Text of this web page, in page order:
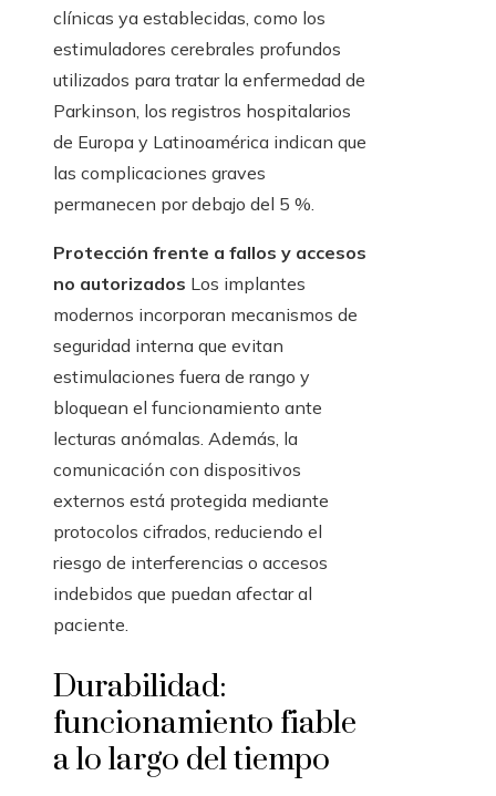
clínicas ya establecidas, como los
estimuladores cerebrales profundos
utilizados para tratar la enfermedad de
Parkinson, los registros hospitalarios
de Europa y Latinoamérica indican que
las complicaciones graves
permanecen por debajo del 5 %.
Protección frente a fallos y accesos
no autorizados Los implantes
modernos incorporan mecanismos de
seguridad interna que evitan
estimulaciones fuera de rango y
bloquean el funcionamiento ante
lecturas anómalas. Además, la
comunicación con dispositivos
externos está protegida mediante
protocolos cifrados, reduciendo el
riesgo de interferencias o accesos
indebidos que puedan afectar al
paciente.
Durabilidad:
funcionamiento fiable
a lo largo del tiempo